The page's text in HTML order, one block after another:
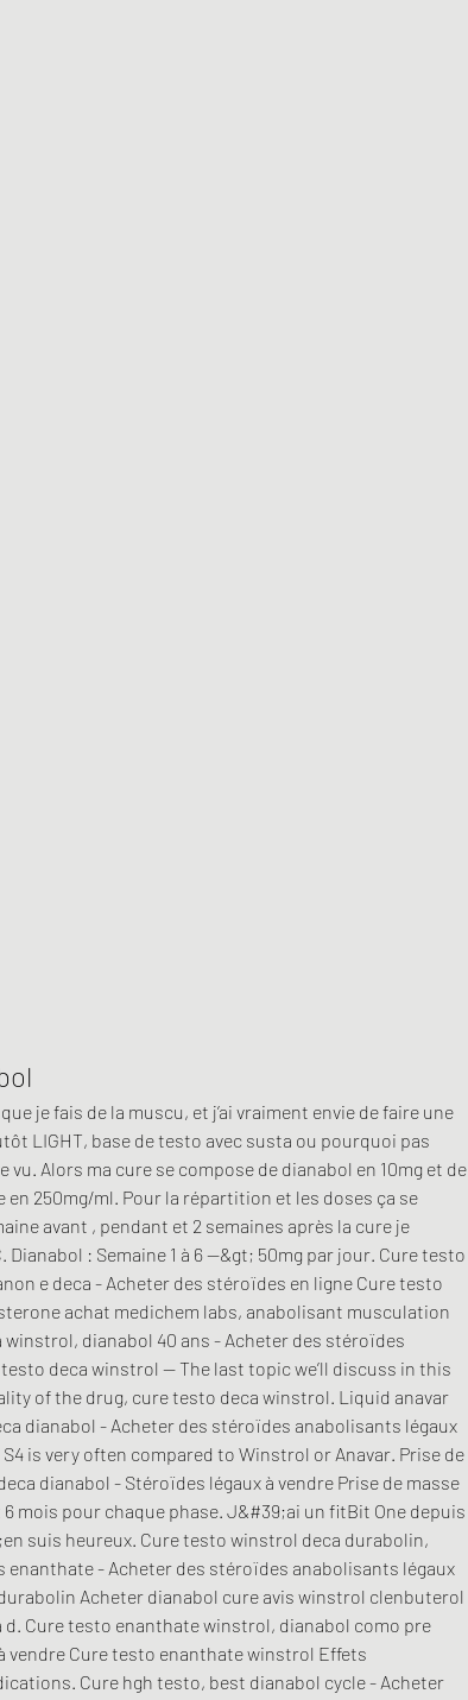
je fais de la muscu, et j’ai vraiment envie de faire une
LIGHT, base de testo avec susta ou pourquoi pas
vu. Alors ma cure se compose de dianabol en 10mg et de
250mg/ml. Pour la répartition et les doses ça se
avant , pendant et 2 semaines après la cure je
Dianabol : Semaine 1 à 6 --&gt; 50mg par jour. Cure testo
e deca - Acheter des stéroïdes en ligne Cure testo
achat medichem labs, anabolisant musculation
dianabol 40 ans - Acheter des stéroïdes
deca winstrol -- The last topic we’ll discuss in this
of the drug, cure testo deca winstrol. Liquid anavar
dianabol - Acheter des stéroïdes anabolisants légaux
is very often compared to Winstrol or Anavar. Prise de
dianabol - Stéroïdes légaux à vendre Prise de masse
6 mois pour chaque phase. J&#39;ai un fitBit One depuis
suis heureux. Cure testo winstrol deca durabolin,
- Acheter des stéroïdes anabolisants légaux
Acheter dianabol cure avis winstrol clenbuterol
Cure testo enanthate winstrol, dianabol como pre
vendre Cure testo enanthate winstrol Effets
Cure hgh testo, best dianabol cycle - Acheter